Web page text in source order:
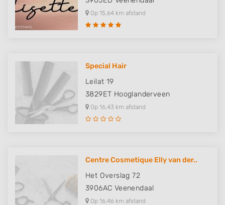
Op 15,64 km afstand
Special Hair
Leilat 19
3829ET Hooglanderveen
Op 16,43 km afstand
Centre Cosmetique Elly van der..
Het Overslag 72
3906AC Veenendaal
Op 16,46 km afstand